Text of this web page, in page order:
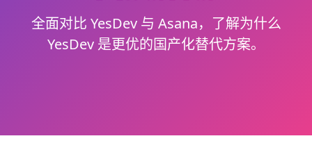
全面对比 YesDev 与 Asana，了解为什么
YesDev 是更优的国产化替代方案。